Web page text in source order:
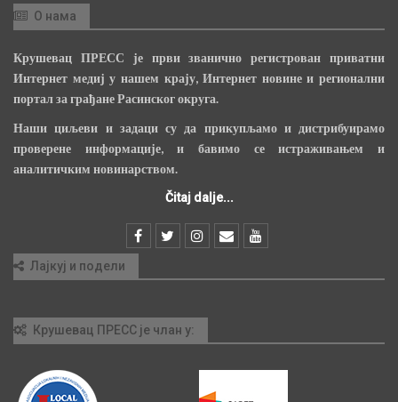
О нама
Крушевац ПРЕСС је први званично регистрован приватни
Интернет медиј у нашем крају, Интернет новине и регионални
портал за грађане Расинског округа.
Наши циљеви и задаци су да прикупљамо и дистрибуирамо
проверене информације, и бавимо се истраживањем и
аналитичким новинарством.
Čitaj dalje...
Лајкуј и подели
Крушевац ПРЕСС је члан у: